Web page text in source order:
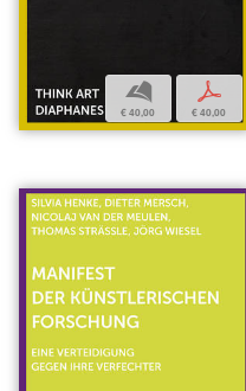
b
€ 40,00
p
€ 40,00